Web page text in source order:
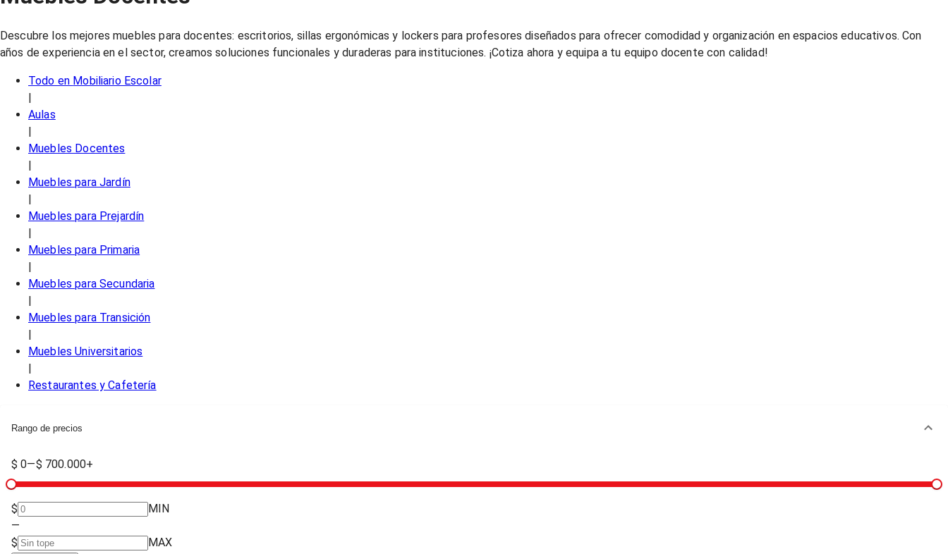
Descubre los mejores muebles para docentes: escritorios, sillas ergonómicas y lockers para profesores diseñados para ofrecer comodidad y organización en espacios educativos. Con
años de experiencia en el sector, creamos soluciones funcionales y duraderas para instituciones. ¡Cotiza ahora y equipa a tu equipo docente con calidad!
Todo en Mobiliario Escolar
Aulas
Muebles Docentes
Muebles para Jardín
Muebles para Prejardín
Muebles para Primaria
Muebles para Secundaria
Muebles para Transición
Muebles Universitarios
Restaurantes y Cafetería
Rango de precios
$ 0—$ 700.000+
$
MIN
—
$
MAX